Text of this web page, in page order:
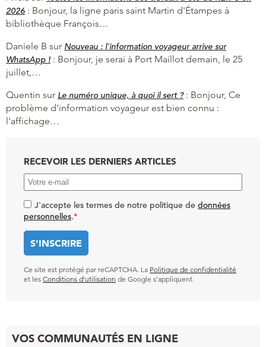
2026 : Bonjour, la ligne paris saint Martin d'Étampes à
bibliothèque François…
Daniele B sur Nouveau : l’information voyageur arrive sur
WhatsApp ! : Bonjour, je serai à Port Maillot demain, le 25
juillet,…
Quentin sur Le numéro unique, à quoi il sert ?: Bonjour, Ce
problème d'information voyageur est bien connu :
l'affichage…
RECEVOIR LES DERNIERS ARTICLES
J'accepte les termes de notre politique de données
personnelles.*
Ce site est protégé par reCAPTCHA. La Politique de confidentialité
et les Conditions d’utilisation de Google s’appliquent.
VOS COMMUNAUTÉS EN LIGNE